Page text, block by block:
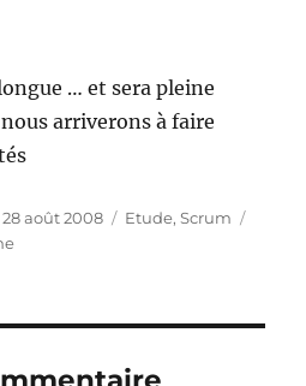
… et sera pleine
arriverons à faire
Publié
le
28 août 2008 Catégories
Etude,Scrum